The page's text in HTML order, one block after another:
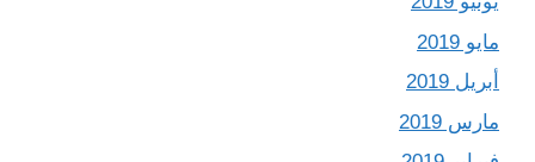
مايو 2019
أبريل 2019
مارس 2019